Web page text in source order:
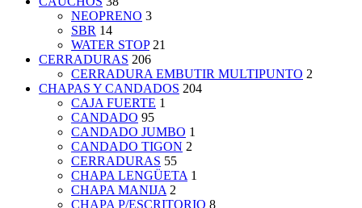
NEOPRENO 3
SBR 14
WATER STOP 21
CERRADURAS 206
CERRADURA EMBUTIR MULTIPUNTO 2
CHAPAS Y CANDADOS 204
CAJA FUERTE 1
CANDADO 95
CANDADO JUMBO 1
CANDADO TIGON 2
CERRADURAS 55
CHAPA LENGÜETA 1
CHAPA MANIJA 2
CHAPA P/ESCRITORIO 8